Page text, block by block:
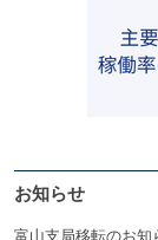
お知らせ
富山支局移転のお